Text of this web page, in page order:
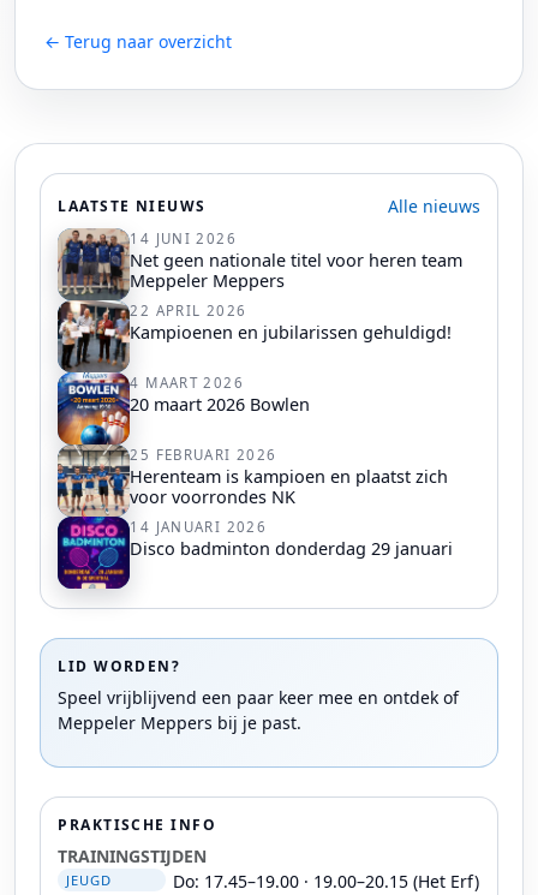
← Terug naar overzicht
LAATSTE NIEUWS Alle nieuws
14 JUNI 2026
Net geen nationale titel voor heren team
Meppeler Meppers
22 APRIL 2026
Kampioenen en jubilarissen gehuldigd!
4 MAART 2026
20 maart 2026 Bowlen
25 FEBRUARI 2026
Herenteam is kampioen en plaatst zich
voor voorrondes NK
14 JANUARI 2026
Disco badminton donderdag 29 januari
LID WORDEN?
Speel vrijblijvend een paar keer mee en ontdek of
Meppeler Meppers bij je past.
PRAKTISCHE INFO
TRAININGSTIJDEN
JEUGD Do: 17.45–19.00 · 19.00–20.15 (Het Erf)